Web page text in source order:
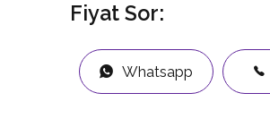
Fiyat Sor:
Whatsapp